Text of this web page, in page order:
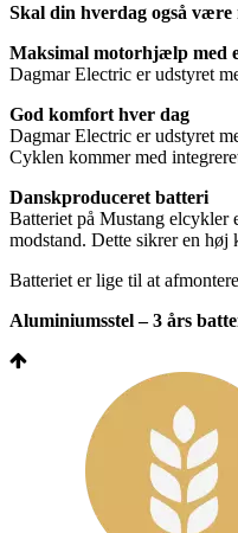
Skal din hverdag også
Maksimal motorhjælp med
Dagmar Electric er udstyret
God komfort hver dag
Dagmar Electric er udstyret
Cyklen kommer med
Danskproduceret batteri
Batteriet på Mustang elcykler
modstand. Dette sikrer en
Batteriet er lige til at
Aluminiumsstel – 3 års